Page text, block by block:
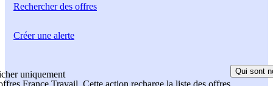
Rechercherdes offres
uniquement
France Travail Cette action recharge la liste des offres
Qui sont
Créer une alerte